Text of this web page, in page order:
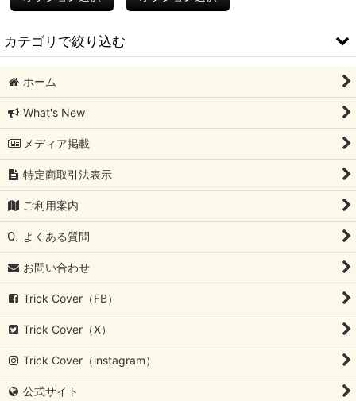
カテゴリで絞り込む
TrickCover (全商品)
iPhone15Pro > アルミ製カバー
iPhone14Pro > アルミ製カバー
iPhoneSE3/SE2/8/7/6s > 樹脂製カバー
iPhoneSE3/SE2/8/7/6s > ステンレス製カバー
iPhoneXS/X > アルミ製カバー
iPhone8Plus/7Plus/6sPlus/6Plus > アルミ製カバー
ホーム
What's New
メディア掲載
特定商取引法表示
ご利用案内
よくある質問
お問い合わせ
Trick Cover（FB）
Trick Cover（X）
Trick Cover（instagram）
公式サイト